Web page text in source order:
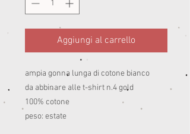
Aggiungi al carrello
ampia gonna lunga di cotone bianco
da abbinare alle t-shirt n.4 gold
100% cotone
peso: estate